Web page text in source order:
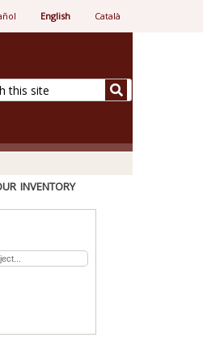
English Català
inventory